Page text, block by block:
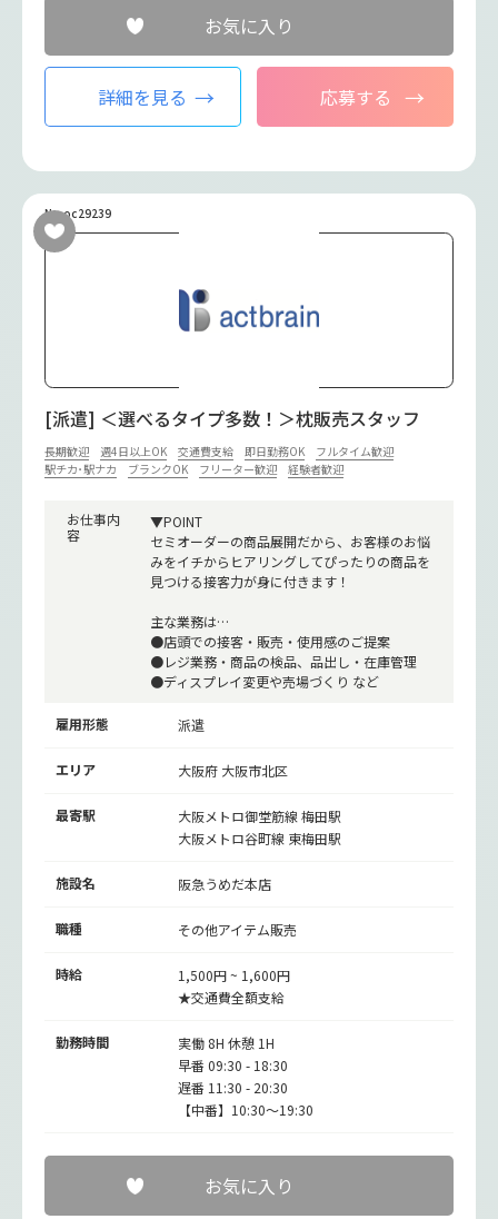
お気に入り
詳細を見る 応募する
No.oc29239
[派遣] ＜選べるタイプ多数！＞枕販売スタッフ
長期歓迎 週4日以上OK 交通費支給 即日勤務OK
フルタイム歓迎
駅チカ･駅ナカ
ブランクOK フリーター歓迎 経験者歓迎
お仕事内
容
▼POINT
セミオーダーの商品展開だから、お客様のお悩
みをイチからヒアリングしてぴったりの商品を
見つける接客力が身に付きます！
主な業務は…
●店頭での接客・販売・使用感のご提案
●レジ業務・商品の検品、品出し・在庫管理
●ディスプレイ変更や売場づくり など
雇用形態 派遣
エリア 大阪府 大阪市北区
最寄駅 大阪メトロ御堂筋線梅田駅
大阪メトロ谷町線 東梅田駅
施設名 阪急うめだ本店
職種 その他アイテム販売
時給
1,500円 ~ 1,600円
★交通費全額支給
勤務時間
実働 8H 休憩 1H
早番 09:30 - 18:30
遅番 11:30 - 20:30
【中番】10:30～19:30
お気に入り